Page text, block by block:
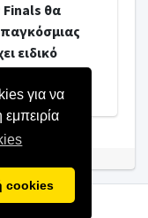
για να
εμπειρία
cookies
Finals θα
ειδικό